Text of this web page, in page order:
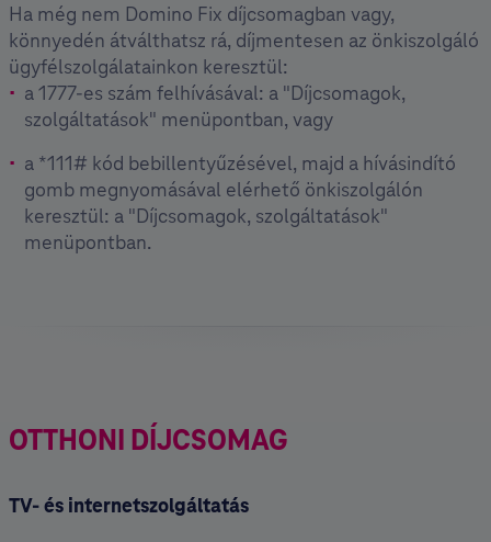
Ha még nem Domino Fix díjcsomagban vagy,
könnyedén átválthatsz rá, díjmentesen az önkiszolgáló
ügyfélszolgálatainkon keresztül:
a 1777-es szám felhívásával: a "Díjcsomagok,
szolgáltatások" menüpontban, vagy
a *111# kód bebillentyűzésével, majd a hívásindító
gomb megnyomásával elérhető önkiszolgálón
keresztül: a "Díjcsomagok, szolgáltatások"
menüpontban.
OTTHONI DÍJCSOMAG
TV- és internetszolgáltatás